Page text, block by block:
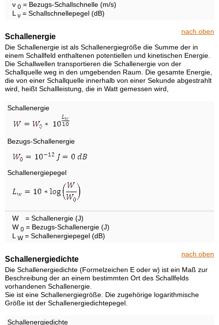
ν 0 = Bezugs-Schallschnelle (m/s)
L ν = Schallschnellepegel (dB)
nach oben
Schallenergie
Die Schallenergie ist als Schallenergiegröße die Summe der in
einem Schallfeld enthaltenen potentiellen und kinetischen Energie.
Die Schallwellen transportieren die Schallenergie von der
Schallquelle weg in den umgebenden Raum. Die gesamte Energie,
die von einer Schallquelle innerhalb von einer Sekunde abgestrahlt
wird, heißt Schallleistung, die in Watt gemessen wird,
Schallenergie
Bezugs-Schallenergie
Schallenergiepegel
W
= Schallenergie (J)
W 0 = Bezugs-Schallenergie (J)
L W= Schallenergiepegel (dB)
nach oben
Schallenergiedichte
Die Schallenergiedichte (Formelzeichen E oder w) ist ein Maß zur
Beschreibung der an einem bestimmten Ort des Schallfelds
vorhandenen Schallenergie.
Sie ist eine Schallenergiegröße. Die zugehörige logarithmische
Größe ist der Schallenergiedichtepegel.
Schallenergiedichte